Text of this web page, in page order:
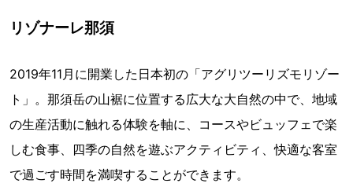
リゾナーレ那須
2019年11月に開業した日本初の「アグリツーリズモリゾー
ト」。那須岳の山裾に位置する広大な大自然の中で、地域
の生産活動に触れる体験を軸に、コースやビュッフェで楽
しむ食事、四季の自然を遊ぶアクティビティ、快適な客室
で過ごす時間を満喫することができます。